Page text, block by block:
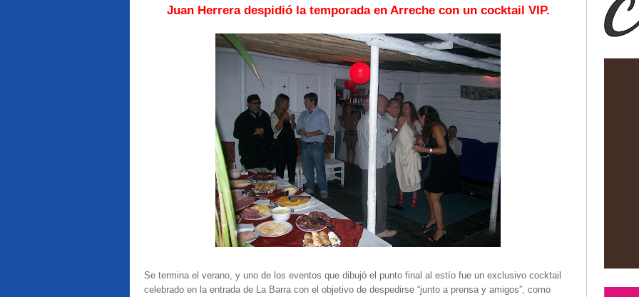
Juan Herreradespidió la temporada en Arreche con un cocktail VIP.
Se termina el verano, y uno de los eventos que dibujó el punto final al estío fue un exclusivo cocktail
celebrado en la entrada de La Barra con el objetivo de despedirse “junto a prensa y amigos”, como